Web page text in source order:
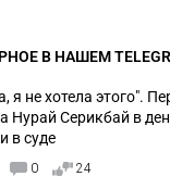
В НАШЕМ
не хотела этого".
Нурай Серикбай в
в суде
0 24